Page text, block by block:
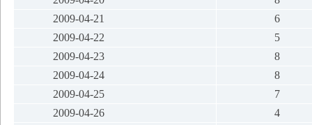
2009-04-21
6
2009-04-22
5
2009-04-23
8
2009-04-24
8
2009-04-25
7
2009-04-26
4